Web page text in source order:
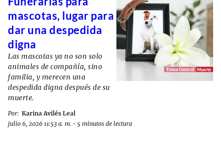
mascotas, lugar para
dar una despedida
digna
Las mascotas ya no son solo
animales de compañía, sino
familia, y merecen una
despedida digna después de su
muerte.
Por: Karina Avilés Leal
julio 6, 2026 11:53 a. m. • 5 minutos de lectura